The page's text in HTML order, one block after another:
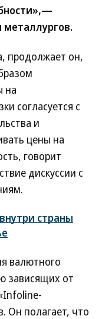
металлургов.
продолжает он,
на
согласуется с
и
цены на
говорит
дискуссии с
страны
валютного
зависящих от
Он полагает, что